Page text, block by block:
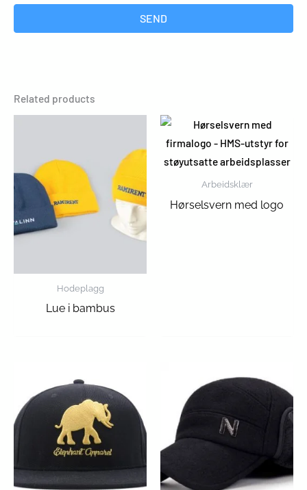
SEND
Related products
Hodeplagg
Lue i bambus
Arbeidsklær
Hørselsvern med logo